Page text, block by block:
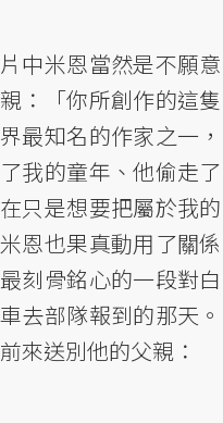
片中米恩當然是不願
親：「你所創作的這
界最知名的作家之一
了我的童年、他偷走
在只是想要把屬於我
米恩也果真動用了關
最刻骨銘心的一段對
車去部隊報到的那天
前來送別他的父親：